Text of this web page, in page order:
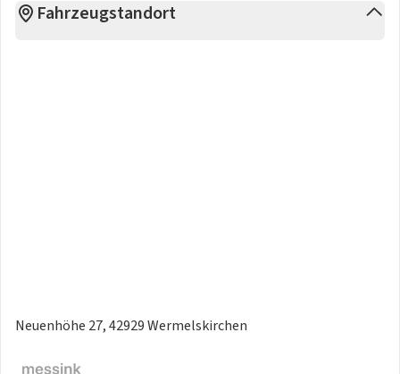
Fahrzeugstandort
Neuenhöhe 27, 42929 Wermelskirchen